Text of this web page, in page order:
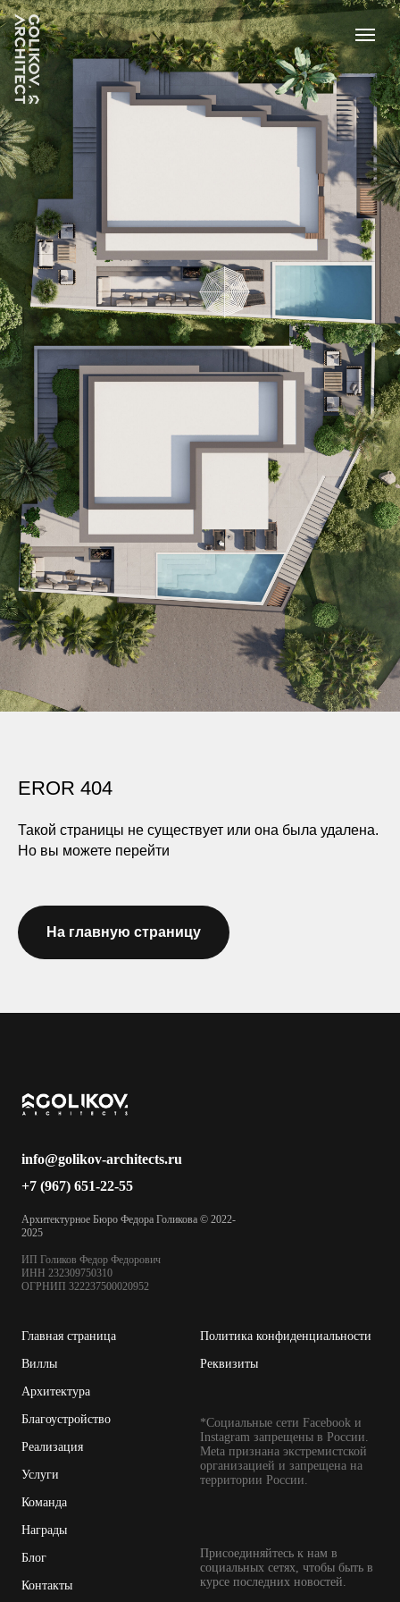
EROR 404
Такой страницы не существует или она была удалена.
Но вы можете перейти
На главную страницу
info@golikov-architects.ru
+7 (967) 651-22-55
Архитектурное Бюро Федора Голикова © 2022-
2025
ИП Голиков Федор Федорович
ИНН 232309750310
ОГРНИП 322237500020952
Главная страница
Виллы
Архитектура
Благоустройство
Реализация
Услуги
Команда
Награды
Блог
Контакты
Политика конфиденциальности
Реквизиты
*Социальные сети Facebook и
Instagram запрещены в России.
Meta признана экстремистской
организацией и запрещена на
территории России.
Присоединяйтесь к нам в
социальных сетях, чтобы быть в
курсе последних новостей.